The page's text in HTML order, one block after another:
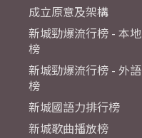
成立原意及架構
新城勁爆流行榜 - 本地
榜
新城勁爆流行榜 - 外語
榜
新城國語力排行榜
新城歌曲播放榜